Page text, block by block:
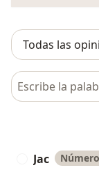
Busca en
Jac